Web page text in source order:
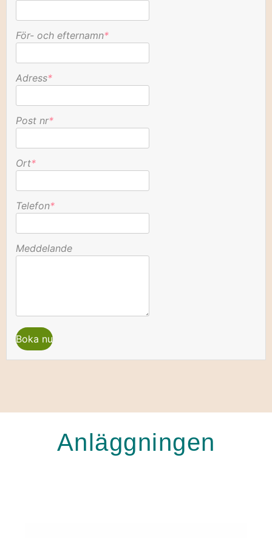
För- och efternamn*
Adress*
Post nr*
Ort*
Telefon*
Meddelande
Boka nu
Anläggningen